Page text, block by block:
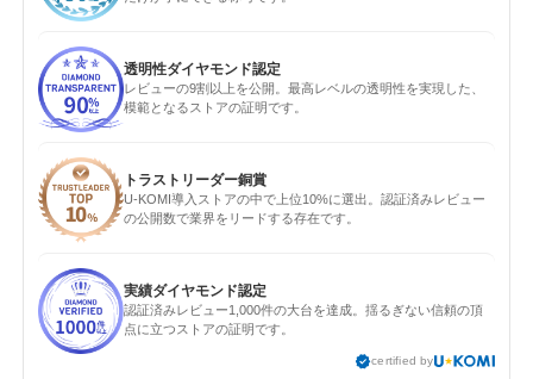
透明性ダイヤモンド認定
レビューの9割以上を公開。最高レベルの透明性を実現した、
模範となるストアの証明です。
トラストリーダー銅賞
U-KOMI導入ストアの中で上位10%に選出。認証済みレビュー
の公開数で業界をリードする存在です。
実績ダイヤモンド認定
認証済みレビュー1,000件の大台を達成。揺るぎない信頼の頂
点に立つストアの証明です。
certified by